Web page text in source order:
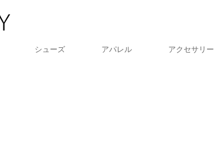
シューズ アパレル アクセサリー